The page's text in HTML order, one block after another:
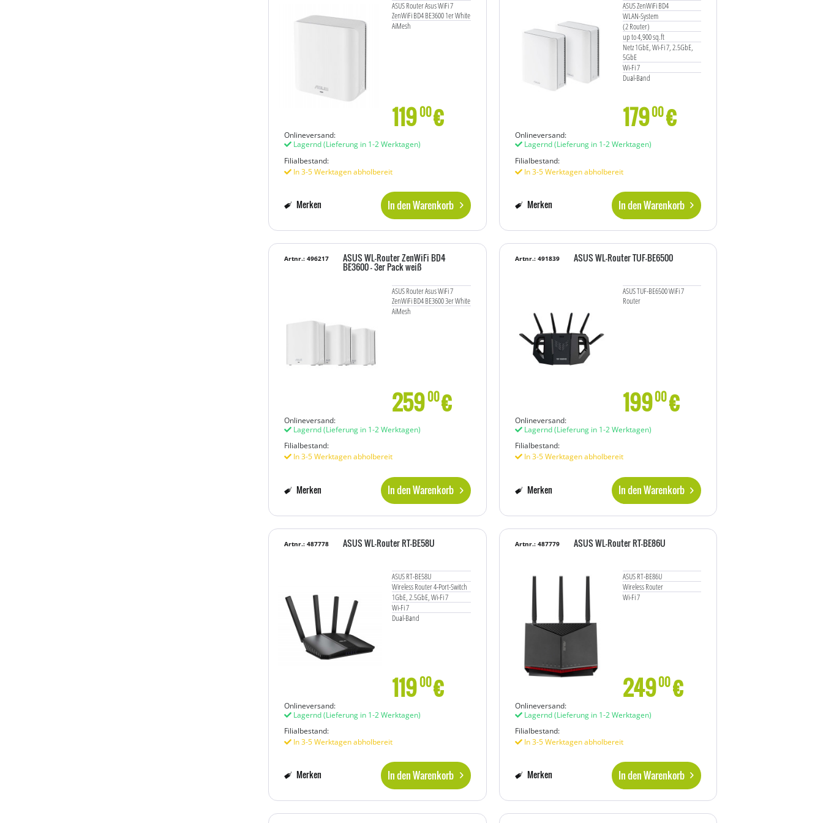
ASUS Router Asus WiFi 7
ZenWiFi BD4 BE3600 1er White
AiMesh
11900€
Onlineversand:
Lagernd(Lieferung in 1-2 Werktagen)
Filialbestand:
In 3-5 Werktagen abholbereit
In den Warenkorb
Merken
ASUS ZenWiFi BD4
WLAN-System
(2 Router)
up to 4,900 sq.ft
Netz 1GbE, Wi-Fi 7, 2.5GbE,
5GbE
Wi-Fi 7
Dual-Band
17900€
Onlineversand:
Lagernd(Lieferung in 1-2 Werktagen)
Filialbestand:
In 3-5 Werktagen abholbereit
In den Warenkorb
Merken
ASUS WL-Router ZenWiFi BD4
BE3600 - 3er Pack weiß
ASUS Router Asus WiFi 7
ZenWiFi BD4 BE3600 3er White
AiMesh
Artnr.: 496217
25900€
Onlineversand:
Lagernd(Lieferung in 1-2 Werktagen)
Filialbestand:
In 3-5 Werktagen abholbereit
In den Warenkorb
Merken
ASUS WL-Router TUF-BE6500
ASUS TUF-BE6500 WiFi 7
Router
Artnr.: 491839
19900€
Onlineversand:
Lagernd(Lieferung in 1-2 Werktagen)
Filialbestand:
In 3-5 Werktagen abholbereit
In den Warenkorb
Merken
ASUS WL-Router RT-BE58U
ASUS RT-BE58U
Wireless Router 4-Port-Switch
1GbE, 2.5GbE, Wi-Fi 7
Wi-Fi 7
Dual-Band
Artnr.: 487778
11900€
Onlineversand:
Lagernd(Lieferung in 1-2 Werktagen)
Filialbestand:
In 3-5 Werktagen abholbereit
In den Warenkorb
Merken
ASUS WL-Router RT-BE86U
ASUS RT-BE86U
Wireless Router
Wi-Fi 7
Artnr.: 487779
24900€
Onlineversand:
Lagernd(Lieferung in 1-2 Werktagen)
Filialbestand:
In 3-5 Werktagen abholbereit
In den Warenkorb
Merken